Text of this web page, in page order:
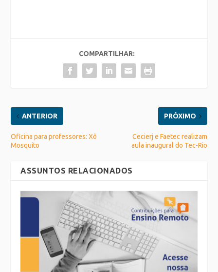
COMPARTILHAR:
ANTERIOR
Oficina para professores: Xô
Mosquito
PRÓXIMO
Cecierj e Faetec realizam
aula inaugural do Tec-Rio
ASSUNTOS RELACIONADOS